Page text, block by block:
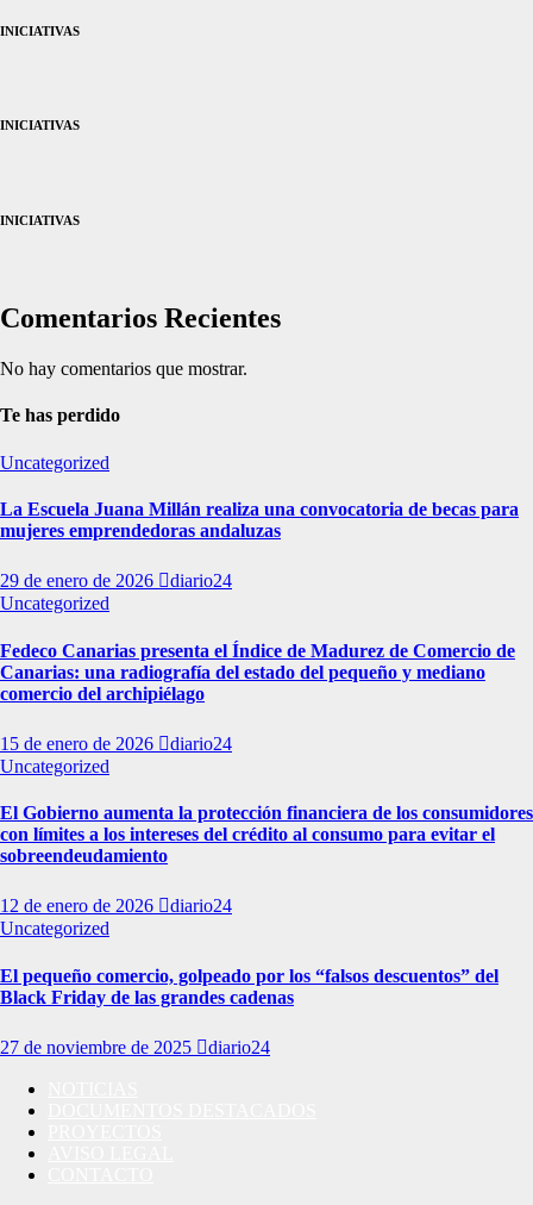
INICIATIVAS
INICIATIVAS
INICIATIVAS
Comentarios Recientes
No hay comentarios que mostrar.
Te has perdido
Uncategorized
La Escuela Juana Millán realiza una convocatoria de becas para
mujeres emprendedoras andaluzas
29 de enero de 2026
diario24
Uncategorized
Fedeco Canarias presenta el Índice de Madurez de Comercio de
Canarias: una radiografía del estado del pequeño y mediano
comercio del archipiélago
15 de enero de 2026
diario24
Uncategorized
El Gobierno aumenta la protección financiera de los consumidores
con límites a los intereses del crédito al consumo para evitar el
sobreendeudamiento
12 de enero de 2026
diario24
Uncategorized
El pequeño comercio, golpeado por los “falsos descuentos” del
Black Friday de las grandes cadenas
27 de noviembre de 2025 diario24